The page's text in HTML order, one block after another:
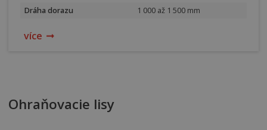
Dráha dorazu
1 000 až 1 500 mm
více
Ohraňovacie lisy